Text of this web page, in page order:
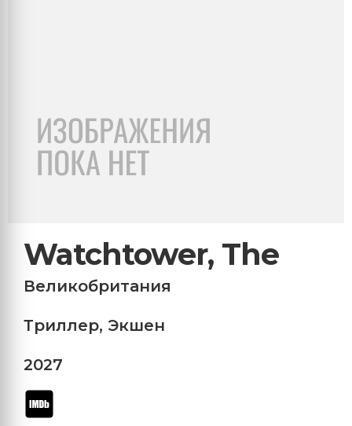
Watchtower, The
Великобритания
Триллер, Экшен
2027